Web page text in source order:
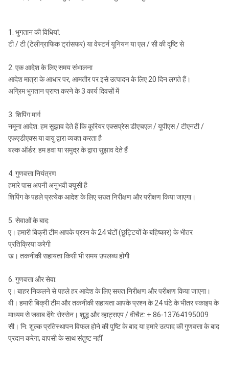
1. भुगतान की विधियां:
टी / टी (टेलीग्राफिक ट्रांसफर) या वेस्टर्न यूनियन या एल / सी की दृष्टि से
2. एक आदेश के लिए समय संभालना
आदेश मात्रा के आधार पर, आमतौर पर इसे उत्पादन के लिए 20 दिन लगते हैं।
अग्रिम भुगतान प्राप्त करने के 3 कार्य दिवसों में
3. शिपिंग मार्ग
नमूना आदेश: हम सुझाव देते हैं कि कूरियर एक्सप्रेस डीएचएल / यूपीएस / टीएनटी /
एफएडीएक्स या वायु द्वारा व्यक्त करता है
बल्क ऑर्डर: हम हवा या समुद्र के द्वारा सुझाव देते हैं
4. गुणवत्ता नियंत्रण
हमारे पास अपनी अनुभवी क्यूसी है
शिपिंग के पहले प्रत्येक आदेश के लिए सख्त निरीक्षण और परीक्षण किया जाएगा।
5. सेवाओं के बाद:
ए। हमारी बिक्री टीम आपके प्रश्न के 24 घंटों (छुट्टियों के बहिष्कार) के भीतर
प्रतिक्रिया करेगी
ख। तकनीकी सहायता किसी भी समय उपलब्ध होगी
6. गुणवत्ता और सेवा:
ए। बाहर निकलने से पहले हर आदेश के लिए सख्त निरीक्षण और परीक्षण किया जाएगा।
बी। हमारी बिक्री टीम और तकनीकी सहायता आपके प्रश्न के 24 घंटे के भीतर स्काइप के
माध्यम से जवाब देंगे: रोस्सेन। शुद्ध और व्हाट्सएप / वीचैट: + 86-13764195009
सी। नि: शुल्क प्रतिस्थापन विफल होने की पुष्टि के बाद या हमारे उत्पाद की गुणवत्ता के बाद
प्रदान करेगा; वापसी के साथ संतुष्ट नहीं